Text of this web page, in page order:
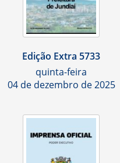
Edição Extra 5733
quinta-feira
04 de dezembro de 2025